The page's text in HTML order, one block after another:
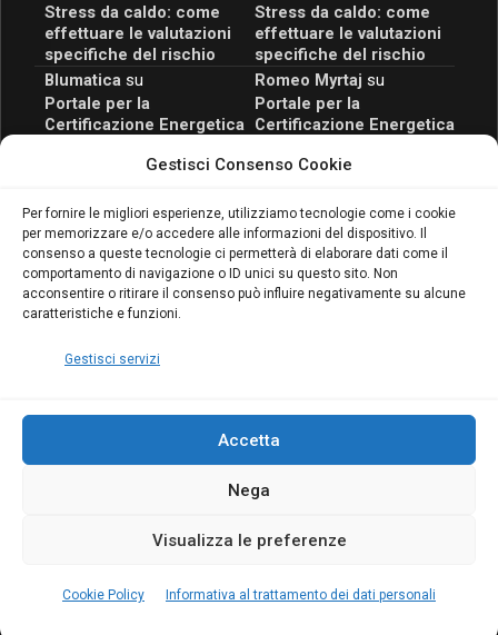
Gestisci Consenso Cookie
Per fornire le migliori esperienze, utilizziamo tecnologie come i cookie
per memorizzare e/o accedere alle informazioni del dispositivo. Il
consenso a queste tecnologie ci permetterà di elaborare dati come il
comportamento di navigazione o ID unici su questo sito. Non
acconsentire o ritirare il consenso può influire negativamente su alcune
caratteristiche e funzioni.
Gestisci servizi
Accetta
Nega
Visualizza le preferenze
Cookie Policy Informativa al trattamento dei dati personali
Stress da caldo: come
effettuare le valutazioni
specifiche del rischio
Stress da caldo: come
effettuare le valutazioni
specifiche del rischio
Blumaticasu
Portale per la
Certificazione Energetica
scopri il Corso Blumatica
Romeo Myrtaj su
Portale per la
Certificazione Energetica
scopri il Corso Blumatica
Blumaticasu
Coordinatore della
Sicurezza: cosa è
richiesto per abilitazione
e aggiornamento
Copyright Blumatica
MENU